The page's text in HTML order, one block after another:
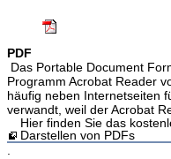
PDF
Das Portable Document
Programm Acrobat Reader
häufig neben Internetseiten
verwandt, weil der Acrobat
Hier finden Sie das
Darstellen von PDFs
.